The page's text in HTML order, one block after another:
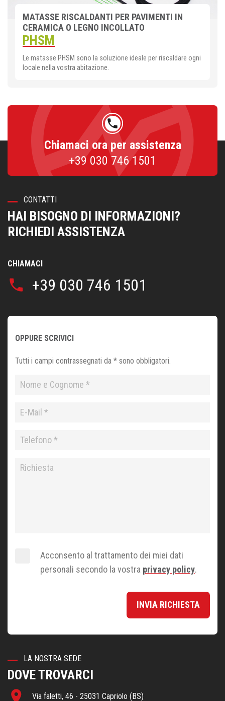
MATASSE RISCALDANTI PER PAVIMENTI IN
CERAMICA O LEGNO INCOLLATO
PHSM
Le matasse PHSM sono la soluzione ideale per riscaldare ogni
locale nella vostra abitazione.
phone
Chiamaci ora per assistenza
+39 030 746 1501
CONTATTI
HAI BISOGNO DI INFORMAZIONI?
RICHIEDI ASSISTENZA
CHIAMACI
phone +39 030 746 1501
OPPURE SCRIVICI
Tutti i campi contrassegnati da * sono obbligatori.
Acconsento al trattamento dei miei dati
personali secondo la vostra privacy policy.
INVIA RICHIESTA
LA NOSTRA SEDE
DOVE TROVARCI
place Via faletti, 46 - 25031 Capriolo (BS)